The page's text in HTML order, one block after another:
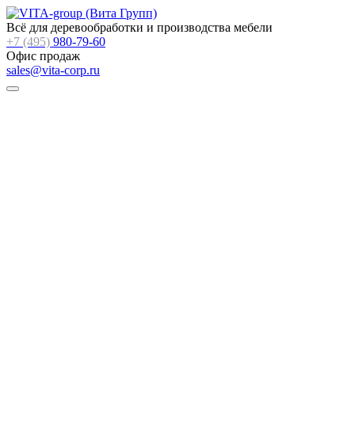
Всё для деревообработки и производства мебели
+7 (495) 980-79-60
Офис продаж
sales@vita-corp.ru